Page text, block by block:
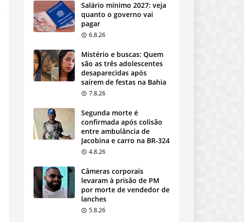
Salário mínimo 2027: veja
quanto o governo vai
pagar
6.8.26
Mistério e buscas: Quem
são as três adolescentes
desaparecidas após
saírem de festas na Bahia
7.8.26
Segunda morte é
confirmada após colisão
entre ambulância de
Jacobina e carro na BR-324
4.8.26
Câmeras corporais
levaram à prisão de PM
por morte de vendedor de
lanches
5.8.26